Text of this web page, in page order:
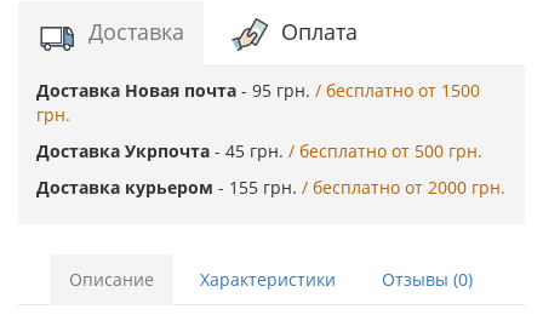
Доставка Оплата
Доставка Новая почта - 95 грн. / бесплатно от 1500
грн.
Доставка Укрпочта - 45 грн. / бесплатно от 500 грн.
Доставка курьером - 155 грн. / бесплатно от 2000 грн.
Описание Характеристики Отзывы (0)